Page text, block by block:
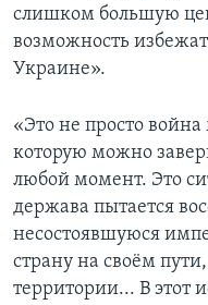
слишком большую
возможность
Украине».
«Это не просто
которую можно
любой момент. Это
держава пытается
несостоявшуюся
страну на своём
территории... В этот